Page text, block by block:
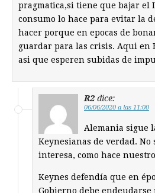
pragmatica,si tiene que bajar el
consumo lo hace para evitar la
hacer porque en epocas de
guardar para las crisis. Aqui en
asi que esperen subidas de
R2 dice:
06/06/2020 a las 11:00
Alemania sigue
Keynesianas de verdad. No
interesa, como hace
Keynes defendía que en
Gobierno debe endeudarse